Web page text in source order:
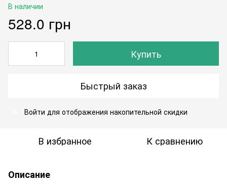
В наличии
528.0 грн
Купить
Быстрый заказ
Войти для отображения накопительной скидки
В избранное К сравнению
Описание